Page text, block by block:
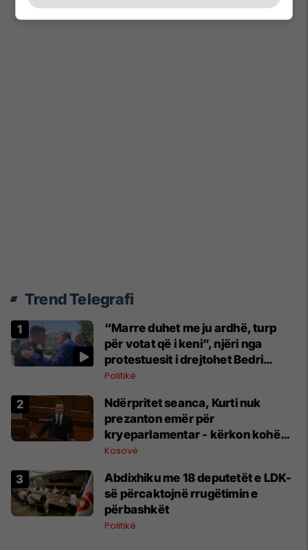
Trend Telegrafi
“Marre duhet me ju ardhë, turp
për votat që i keni”, njëri nga
protestuesit i drejtohet Bedri
Hamzës
Politikë
Ndërpritet seanca, Kurti nuk
prezanton emër për
kryeparlamentar - kërkon kohë
shtesë për marrëveshje politike
Kosovë
Abdixhiku me 18 deputetët e LDK-
së përcaktojnë rrugëtimin e
përbashkët
Politikë